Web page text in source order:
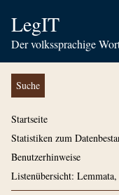
LegIT
Der volkssprachige
Suche
Startseite
Statistiken zum
Benutzerhinweise
Listenübersicht: Lemmata,